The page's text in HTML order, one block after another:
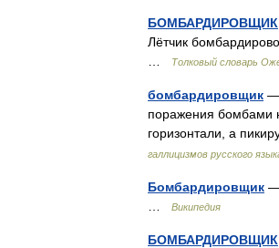
БОМБАРДИРОВЩИК
Лётчик
Толковый словарь
бомбардировщик —
поражения бомбами
горизонтали, а
галлицизмов русского
Бомбардировщик —
Википедия
БОМБАРДИРОВЩИК